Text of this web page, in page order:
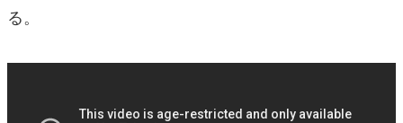
る。